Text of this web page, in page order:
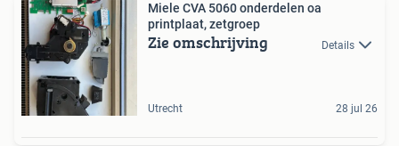
Miele CVA 5060 onderdelen oa
printplaat, zetgroep
Zie omschrijving Details
Utrecht 28 jul 26